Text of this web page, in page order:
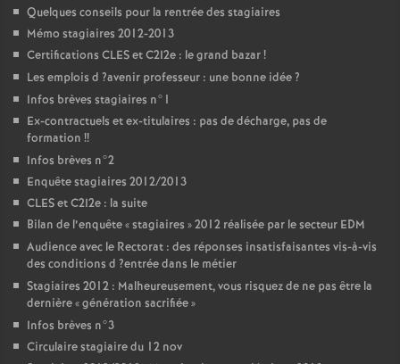
Quelques conseils pour la rentrée des stagiaires
Mémo stagiaires 2012-2013
Certifications CLESet C2I2e : le grand bazar!
Les emplois d ?avenir professeur : une bonne idée?
Infos brèves stagiaires n°1
Ex-contractuels et ex-titulaires : pas de décharge, pas de
formation !!
Infos brèves n°2
Enquête stagiaires 2012/2013
CLESet C2I2e : la suite
Bilan de l’enquête «stagiaires » 2012 réalisée par le secteur EDM
Audience avec le Rectorat : des réponses insatisfaisantes vis-à-vis
des conditions d ?entrée dans le métier
Stagiaires 2012 : Malheureusement, vous risquez de ne pas être la
dernière «génération sacrifiée»
Infos brèves n°3
Circulaire stagiaire du 12 nov